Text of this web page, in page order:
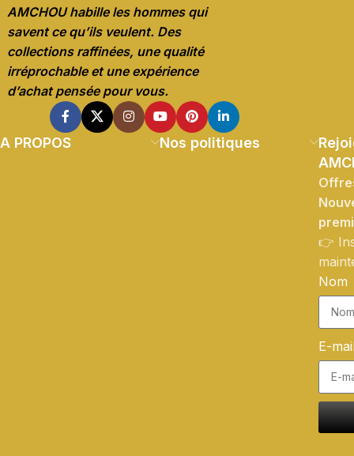
AMCHOU habille les hommes qui
savent ce qu’ils veulent. Des
collections raffinées, une qualité
irréprochable et une expérience
d’achat pensée pour vous.
A PROPOS Nos politiques
👉
Nom
E-